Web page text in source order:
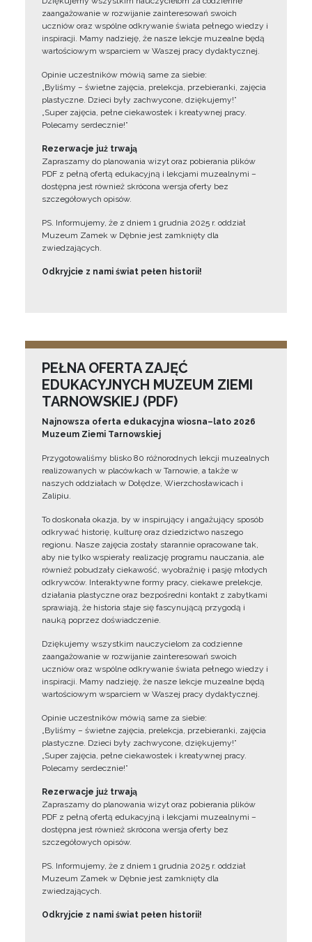
zaangażowanie w rozwijanie zainteresowań swoich
uczniów oraz wspólne odkrywanie świata pełnego wiedzy i
inspiracji. Mamy nadzieję, że nasze lekcje muzealne będą
wartościowym wsparciem w Waszej pracy dydaktycznej.
Opinie uczestników mówią same za siebie:
„Byliśmy – świetne zajęcia, prelekcja, przebieranki, zajęcia
plastyczne. Dzieci były zachwycone, dziękujemy!”
„Super zajęcia, pełne ciekawostek i kreatywnej pracy.
Polecamy serdecznie!”
Rezerwacje już trwają
Zapraszamy do planowania wizyt oraz pobierania plików
PDF z pełną ofertą edukacyjną i lekcjami muzealnymi –
dostępna jest również skrócona wersja oferty bez
szczegółowych opisów.
PS. Informujemy, że z dniem 1 grudnia 2025 r. oddział
Muzeum Zamek w Dębnie jest zamknięty dla
zwiedzających.
Odkryjcie z nami świat pełen historii!
PEŁNA OFERTA ZAJĘĆ
EDUKACYJNYCH MUZEUM ZIEMI
TARNOWSKIEJ (PDF)
Najnowsza oferta edukacyjna wiosna–lato 2026
Muzeum Ziemi Tarnowskiej
Przygotowaliśmy blisko 80 różnorodnych lekcji muzealnych
realizowanych w placówkach w Tarnowie, a także w
naszych oddziałach w Dołędze, Wierzchosławicach i
Zalipiu.
To doskonała okazja, by w inspirujący i angażujący sposób
odkrywać historię, kulturę oraz dziedzictwo naszego
regionu. Nasze zajęcia zostały starannie opracowane tak,
aby nie tylko wspierały realizację programu nauczania, ale
również pobudzały ciekawość, wyobraźnię i pasję młodych
odkrywców. Interaktywne formy pracy, ciekawe prelekcje,
działania plastyczne oraz bezpośredni kontakt z zabytkami
sprawiają, że historia staje się fascynującą przygodą i
nauką poprzez doświadczenie.
Dziękujemy wszystkim nauczycielom za codzienne
zaangażowanie w rozwijanie zainteresowań swoich
uczniów oraz wspólne odkrywanie świata pełnego wiedzy i
inspiracji. Mamy nadzieję, że nasze lekcje muzealne będą
wartościowym wsparciem w Waszej pracy dydaktycznej.
Opinie uczestników mówią same za siebie:
„Byliśmy – świetne zajęcia, prelekcja, przebieranki, zajęcia
plastyczne. Dzieci były zachwycone, dziękujemy!”
„Super zajęcia, pełne ciekawostek i kreatywnej pracy.
Polecamy serdecznie!”
Rezerwacje już trwają
Zapraszamy do planowania wizyt oraz pobierania plików
PDF z pełną ofertą edukacyjną i lekcjami muzealnymi –
dostępna jest również skrócona wersja oferty bez
szczegółowych opisów.
PS. Informujemy, że z dniem 1 grudnia 2025 r. oddział
Muzeum Zamek w Dębnie jest zamknięty dla
zwiedzających.
Odkryjcie z nami świat pełen historii!